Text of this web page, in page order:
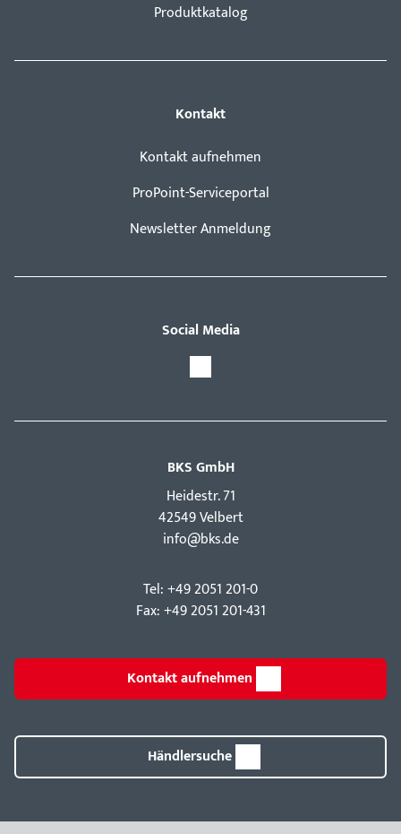
Produktkatalog
Kontakt
Kontakt aufnehmen
ProPoint-Serviceportal
Newsletter Anmeldung
Social Media
BKS GmbH
Hei­destr. 71
42549 Velbert
info@bks.de
Tel: +49 2051 201-0
Fax: +49 2051 201-431
Kontakt aufnehmen
Händlersuche